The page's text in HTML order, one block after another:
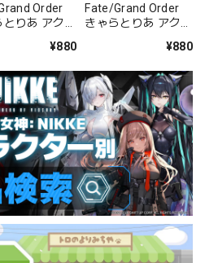
Order
りあ アクリ
ッションリ
¥880
Fate/Grand Order
きゃらとりあ アクリ
チャー/ラーヴァ/テ
¥880